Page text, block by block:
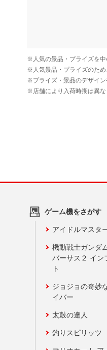
ゲーム機をさがす
アイドルマスタ
機動戦士ガンダ
バーサス２ イン
ト
ジョジョの奇妙
イバー
太鼓の達人
釣りスピリッツ